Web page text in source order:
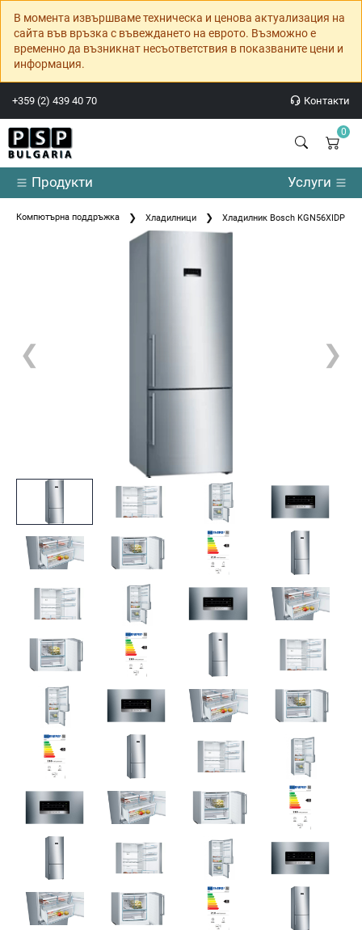
В момента извършваме техническа и ценова актуализация на
сайта във връзка с въвеждането на еврото. Възможно е
временно да възникнат несъответствия в показваните цени и
информация.
+359 (2) 439 40 70 Контакти
0
Продукти Услуги
Компютърна поддръжка Хладилници Хладилник Bosch KGN56XIDP
❮ ❯